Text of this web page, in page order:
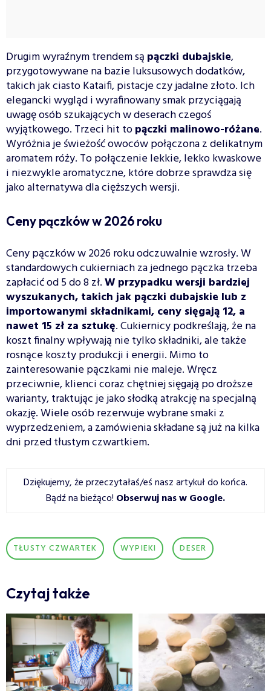
Drugim wyraźnym trendem są pączki dubajskie,
przygotowywane na bazie luksusowych dodatków,
takich jak ciasto Kataifi, pistacje czy jadalne złoto. Ich
elegancki wygląd i wyrafinowany smak przyciągają
uwagę osób szukających w deserach czegoś
wyjątkowego. Trzeci hit topączki malinowo-różane.
Wyróżnia je świeżość owoców połączona z delikatnym
aromatem róży. To połączenie lekkie, lekko kwaskowe
i niezwykle aromatyczne, które dobrze sprawdza się
jako alternatywa dla cięższych wersji.
Ceny pączków w 2026 roku
Ceny pączków w 2026 roku odczuwalnie wzrosły. W
standardowych cukierniach za jednego pączka trzeba
zapłacić od 5 do 8 zł.W przypadku wersji bardziej
wyszukanych, takich jak pączki dubajskie lub z
importowanymi składnikami, ceny sięgają 12, a
nawet 15 zł za sztukę. Cukiernicy podkreślają, że na
koszt finalny wpływają nie tylko składniki, ale także
rosnące koszty produkcji i energii. Mimo to
zainteresowanie pączkami nie maleje. Wręcz
przeciwnie, klienci coraz chętniej sięgają po droższe
warianty, traktując je jako słodką atrakcję na specjalną
okazję. Wiele osób rezerwuje wybrane smaki z
wyprzedzeniem, a zamówienia składane są już na kilka
dni przed tłustym czwartkiem.
Dziękujemy, że przeczytałaś/eś nasz artykuł do końca.
Bądź na bieżąco! Obserwuj nas w Google.
TŁUSTY CZWARTEK WYPIEKI DESER
Czytaj także